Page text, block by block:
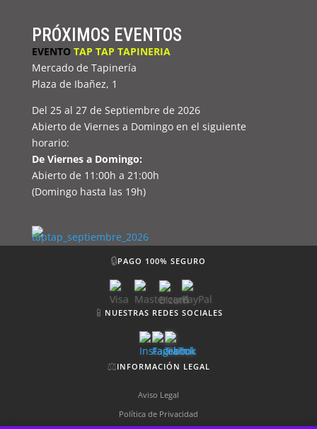
PRÓXIMOS EVENTOS
EVENTOTAP TAP TAPINERIA
Mercado de Tapinería
Plaza de Ibañez, 1
Del 25 al 27 de Septiembre de 2026
Abierto de Viernes a Domingo en el siguiente
horario:
De Viernes a Domingo:
Abierto de 11:00h a 21:00h
(Domingo hasta las 19h)
🔒PAGO 100% SEGURO
📱 NUESTRAS REDES SOCIALES
⚖️INFORMACIÓN LEGAL
Aviso Legal
Política de Privacidad